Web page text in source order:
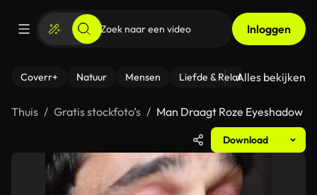
Inloggen
Coverr+ Natuur Mensen Liefde & Relaties - Fitness
Alles bekijken
Thuis Gratis stockfoto’s Man Draagt Roze Eyeshadow
Download